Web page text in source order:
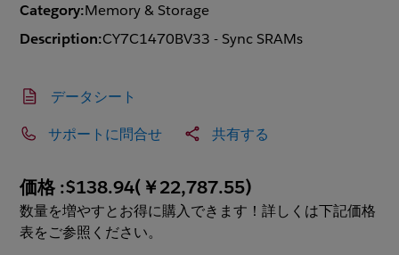
Category:Memory & Storage
Description:CY7C1470BV33 - Sync SRAMs
データシート
サポートに問合せ 共有する
価格 :$138.94(￥22,787.55)
数量を増やすとお得に購入できます！詳しくは下記価格
表をご参照ください。